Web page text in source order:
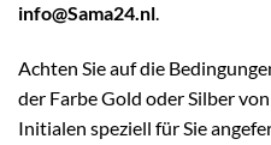
info@Sama24.nl.
Achten Sie auf die
der Farbe Gold oder Silber
Initialen speziell für Sie